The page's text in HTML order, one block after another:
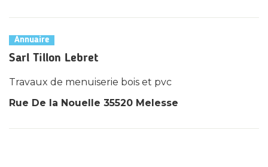
Annuaire
Sarl Tillon Lebret
Travaux de menuiserie bois et pvc
Rue De la Nouelle 35520 Melesse